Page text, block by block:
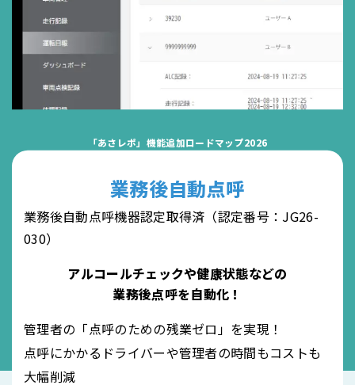
「あさレポ」機能追加ロードマップ2026
業務後自動点呼
業務後自動点呼機器認定取得済（認定番号：JG26-
030）
アルコールチェックや健康状態などの
業務後点呼を自動化！
管理者の「点呼のための残業ゼロ」を実現！
点呼にかかるドライバーや管理者の時間もコストも
大幅削減